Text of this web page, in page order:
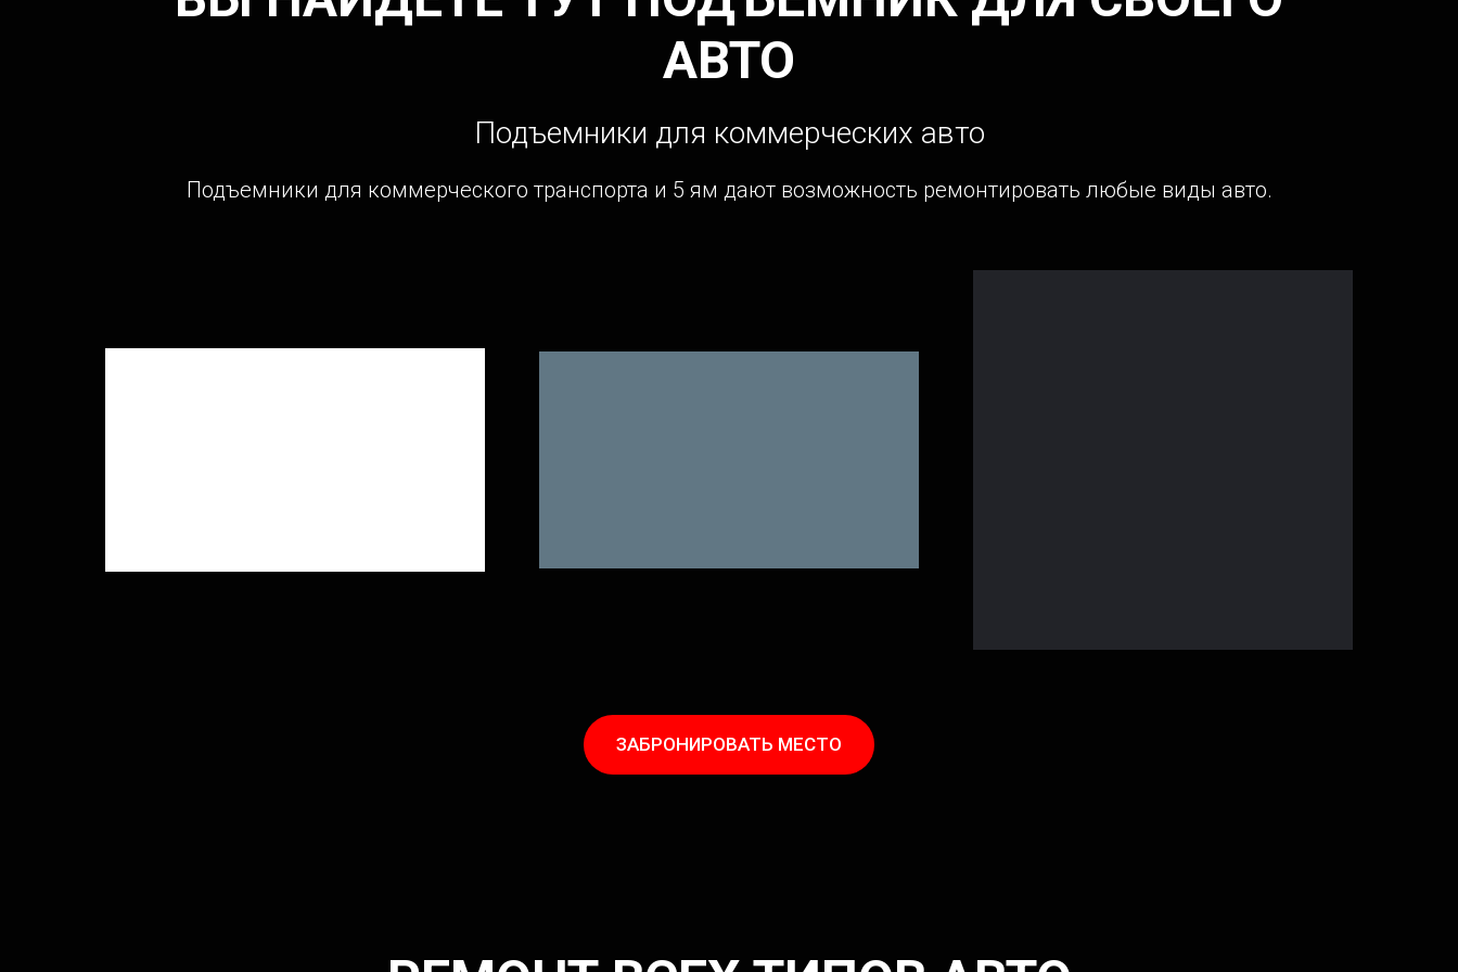
АВТО
Подъемники для коммерческих авто
Подъемники для коммерческого транспорта и 5 ям дают возможность ремонтировать любые виды авто.
ЗАБРОНИРОВАТЬ МЕСТО